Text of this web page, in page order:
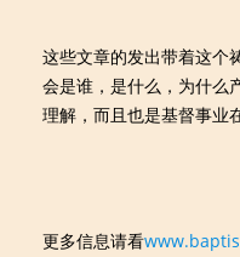
这些文章的发出带着这个
会是谁，是什么，为什么
理解，而且也是基督事业
更多信息请看